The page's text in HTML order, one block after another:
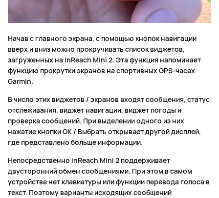
Начав с главного экрана, с помощью кнопок навигации
вверх и вниз можно прокручивать список виджетов,
загруженных на inReach Mini 2. Эта функция напоминает
функцию прокрутки экранов на спортивных GPS-часах
Garmin.
В число этих виджетов / экранов входят сообщения, статус
отслеживания, виджет навигации, виджет погоды и
проверка сообщений. При выделении одного из них
нажатие кнопки ОК / Выбрать открывает другой дисплей,
где представлено больше информации.
Непосредственно inReach Mini 2 поддерживает
двусторонний обмен сообщениями. При этом в самом
устройстве нет клавиатуры или функции перевода голоса в
текст. Поэтому варианты исходящих сообщений